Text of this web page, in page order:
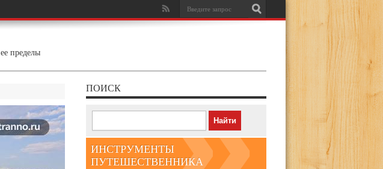
пределы
ПОИСК
ИНСТРУМЕНТЫ
ПУТЕШЕСТВЕННИКА